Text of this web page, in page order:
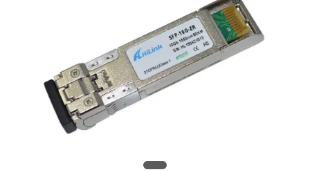
POLITYKA
PRYWATNOŚCI